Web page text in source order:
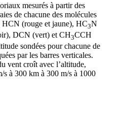
mesurés à partir des
de chacune des molécules
(rouge et jaune), HC3N
DCN (vert) et CH3CCH
sondées pour chacune de
par les barres verticales.
vent croît avec l’altitude,
s à 300 km à 300 m/s à 1000